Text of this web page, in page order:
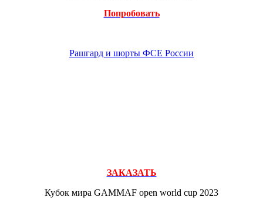
Попробовать
Рашгард и шорты ФСЕ России
ЗАКАЗАТЬ
Кубок мира GAMMAF open world cup 2023